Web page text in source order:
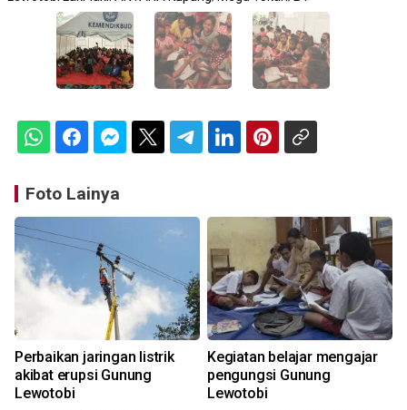
Foto Lainya
Perbaikan jaringan listrik
akibat erupsi Gunung
Lewotobi
Kegiatan belajar mengajar
pengungsi Gunung
Lewotobi